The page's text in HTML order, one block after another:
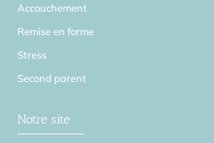
Accouchement
Remise en forme
Stress
Second parent
Notre site